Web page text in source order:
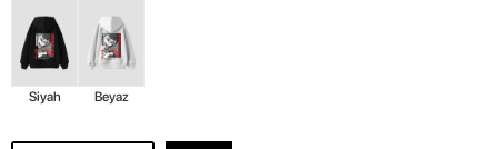
Siyah Beyaz